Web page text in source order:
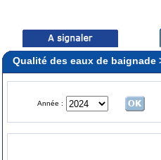
Qualité des eaux de baignade
Année :